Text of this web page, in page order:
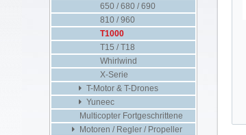
650 / 680 / 690
810 / 960
T1000
T15 / T18
Whirlwind
X-Serie
T-Motor & T-Drones
Yuneec
Multicopter Fortgeschrittene
Motoren / Regler / Propeller